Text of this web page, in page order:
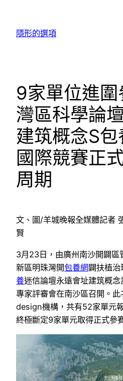
隱形的選項
9家單位進
灣區科學論
建筑概念S包
國際競賽正
周期
文、圖/羊城晚報全媒體記者
賢
3月23日，由廣州南沙開闢區
新區明珠灣開包養網闢扶植治
養迷信論壇永遠會址建筑概
專家評審會在南沙區召開。
design機構，共有52家單元
終極斷定9家單元取得正式參